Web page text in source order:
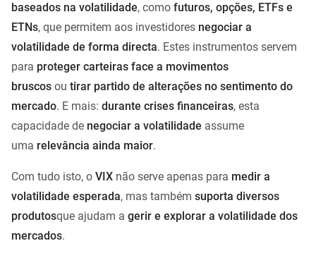
baseados na volatilidade, como futuros, opções, ETFs e
ETNs, que permitem aos investidores negociar a
volatilidade de forma directa. Estes instrumentos servem
para proteger carteiras face a movimentos
bruscos ou tirar partido de alterações no sentimento do
mercado. E mais: durante crises financeiras, esta
capacidade de negociar a volatilidade assume
uma relevância ainda maior.
Com tudo isto, o VIX não serve apenas para medir a
volatilidade esperada, mas também suporta diversos
produtosque ajudam a gerir e explorar a volatilidade dos
mercados.